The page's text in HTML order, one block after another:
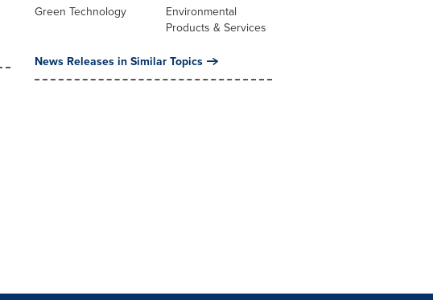
Green Technology
Environmental
Products & Services
News Releases in Similar Topics